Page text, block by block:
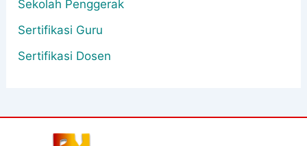
Sekolah Penggerak
Sertifikasi Guru
Sertifikasi Dosen